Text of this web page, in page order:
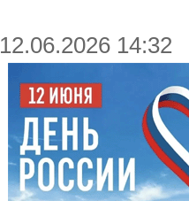
12.06.2026 14:32